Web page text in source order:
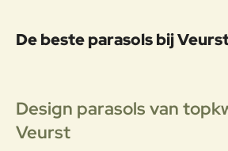
De beste parasols bij
Design parasols van
Veurst